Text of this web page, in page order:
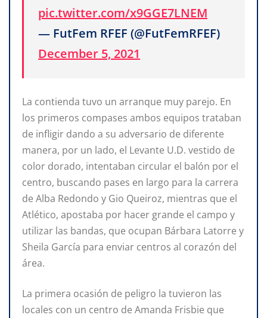
pic.twitter.com/x9GGE7LNEM
— FutFem RFEF (@FutFemRFEF)
December 5, 2021
La contienda tuvo un arranque muy parejo. En
los primeros compases ambos equipos trataban
de infligir dando a su adversario de diferente
manera, por un lado, el Levante U.D. vestido de
color dorado, intentaban circular el balón por el
centro, buscando pases en largo para la carrera
de Alba Redondo y Gio Queiroz, mientras que el
Atlético, apostaba por hacer grande el campo y
utilizar las bandas, que ocupan Bárbara Latorre y
Sheila García para enviar centros al corazón del
área.
La primera ocasión de peligro la tuvieron las
locales con un centro de Amanda Frisbie que